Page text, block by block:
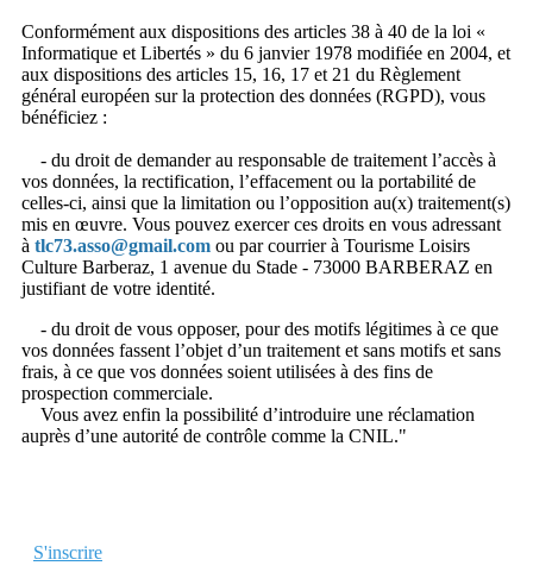
Conformément aux dispositions des articles 38 à 40 de la loi «
Informatique et Libertés » du 6 janvier 1978 modifiée en 2004, et
aux dispositions des articles 15, 16, 17 et 21 du Règlement
général européen sur la protection des données (RGPD), vous
bénéficiez :
- du droit de demander au responsable de traitement l’accès à
vos données, la rectification, l’effacement ou la portabilité de
celles-ci, ainsi que la limitation ou l’opposition au(x) traitement(s)
mis en œuvre. Vous pouvez exercer ces droits en vous adressant
à tlc73.asso@gmail.com ou par courrier à Tourisme Loisirs
Culture Barberaz, 1 avenue du Stade - 73000 BARBERAZ en
justifiant de votre identité.
- du droit de vous opposer, pour des motifs légitimes à ce que
vos données fassent l’objet d’un traitement et sans motifs et sans
frais, à ce que vos données soient utilisées à des fins de
prospection commerciale.
Vous avez enfin la possibilité d’introduire une réclamation
auprès d’une autorité de contrôle comme la CNIL."
S'inscrire